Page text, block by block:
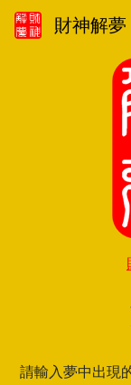
財神解夢
請輸入夢中出現